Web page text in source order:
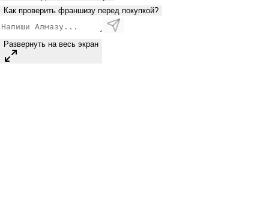
Как проверить франшизу перед покупкой?
Развернуть на весь экран